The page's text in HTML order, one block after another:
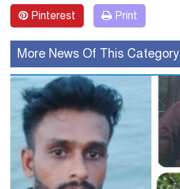
Pinterest Print
More News Of This Category